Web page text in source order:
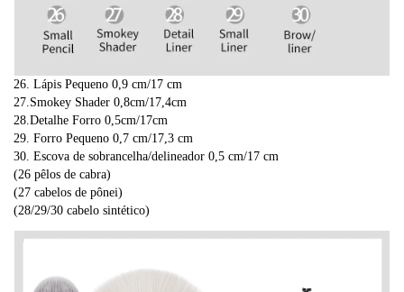
26. Lápis Pequeno 0,9 cm/17 cm
27.Smokey Shader 0,8cm/17,4cm
28.Detalhe Forro 0,5cm/17cm
29. Forro Pequeno 0,7 cm/17,3 cm
30. Escova de sobrancelha/delineador 0,5 cm/17 cm
(26 pêlos de cabra)
(27 cabelos de pônei)
(28/29/30 cabelo sintético)